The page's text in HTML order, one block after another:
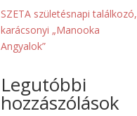
SZETA születésnapi találkozó,
karácsonyi „Manooka
Angyalok”
Legutóbbi
hozzászólások